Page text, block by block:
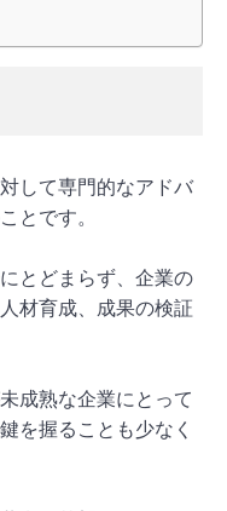
して専門的なアドバ
とです。
とどまらず、企業の
材育成、成果の検証
成熟な企業にとって
を握ることも少なく